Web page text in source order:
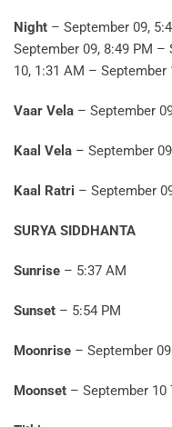
Night – September 09,
September 09, 8:49 PM –
10, 1:31 AM – September
Vaar Vela – September
Kaal Vela – September
Kaal Ratri – September
SURYA SIDDHANTA
Sunrise – 5:37 AM
Sunset – 5:54 PM
Moonrise – September
Moonset – September 10